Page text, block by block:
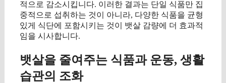
적으로 감소시킵니다. 이러한 결과는 단일 식품만 집
중적으로 섭취하는 것이 아니라, 다양한 식품을 균형
있게 식단에 포함시키는 것이 뱃살 감량에 더 효과적
임을 시사합니다.
뱃살을 줄여주는 식품과 운동, 생활
습관의 조화